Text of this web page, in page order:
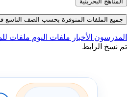
جميع الملفات المتوفرة بحسب الصف التاسع في
المدرسون الأخبار ملفات اليوم ملفات
تم نسخ الرابط